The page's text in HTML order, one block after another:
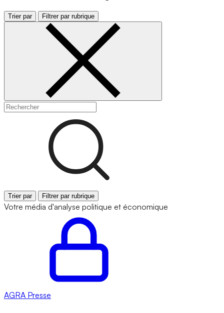
Trier par Filtrer par rubrique
Trier par Filtrer par rubrique
Votre média d'analyse politique et économique
AGRA Presse